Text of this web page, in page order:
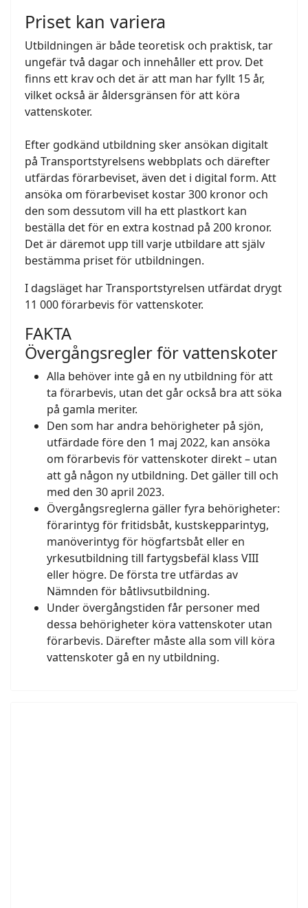
Priset kan variera
Utbildningen är både teoretisk och praktisk, tar
ungefär två dagar och innehåller ett prov. Det
finns ett krav och det är att man har fyllt 15 år,
vilket också är åldersgränsen för att köra
vattenskoter.
Efter godkänd utbildning sker ansökan digitalt
på Transportstyrelsens webbplats och därefter
utfärdas förarbeviset, även det i digital form. Att
ansöka om förarbeviset kostar 300 kronor och
den som dessutom vill ha ett plastkort kan
beställa det för en extra kostnad på 200 kronor.
Det är däremot upp till varje utbildare att själv
bestämma priset för utbildningen.
I dagsläget har Transportstyrelsen utfärdat drygt
11 000 förarbevis för vattenskoter.
FAKTA
Övergångsregler för vattenskoter
Alla behöver inte gå en ny utbildning för att
ta förarbevis, utan det går också bra att söka
på gamla meriter.
Den som har andra behörigheter på sjön,
utfärdade före den 1 maj 2022, kan ansöka
om förarbevis för vattenskoter direkt – utan
att gå någon ny utbildning. Det gäller till och
med den 30 april 2023.
Övergångsreglerna gäller fyra behörigheter:
förarintyg för fritidsbåt, kustskepparintyg,
manöverintyg för högfartsbåt eller en
yrkesutbildning till fartygsbefäl klass VIII
eller högre. De första tre utfärdas av
Nämnden för båtlivsutbildning.
Under övergångstiden får personer med
dessa behörigheter köra vattenskoter utan
förarbevis. Därefter måste alla som vill köra
vattenskoter gå en ny utbildning.